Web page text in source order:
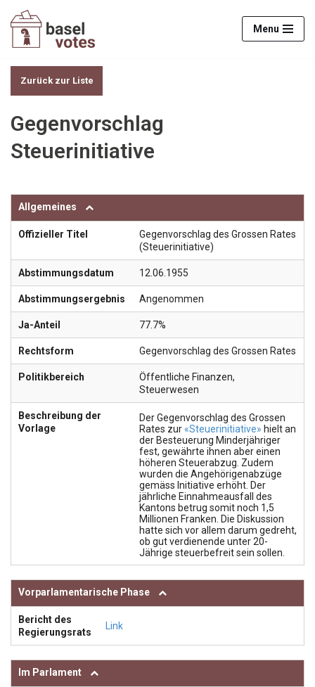
Zum
Menu
Zurück zur Liste
Gegenvorschlag
Steuerinitiative
Allgemeines
Offizieller Titel
Gegenvorschlag des Grossen Rates
(Steuerinitiative)
Abstimmungsdatum 12.06.1955
Abstimmungsergebnis Angenommen
Ja-Anteil 77.7%
Rechtsform Gegenvorschlag des Grossen Rates
Politikbereich Öffentliche Finanzen,
Steuerwesen
Beschreibung der
Vorlage
Der Gegenvorschlag des Grossen
Rates zur «Steuerinitiative» hielt an
der Besteuerung Minderjähriger
fest, gewährte ihnen aber einen
höheren Steuerabzug. Zudem
wurden die Angehörigenabzüge
gemäss Initiative erhöht. Der
jährliche Einnahmeausfall des
Kantons betrug somit noch 1,5
Millionen Franken. Die Diskussion
hatte sich vor allem darum gedreht,
ob gut verdienende unter 20-
Jährige steuerbefreit sein sollen.
Vorparlamentarische Phase
Bericht des
Regierungsrats
Link
Im Parlament